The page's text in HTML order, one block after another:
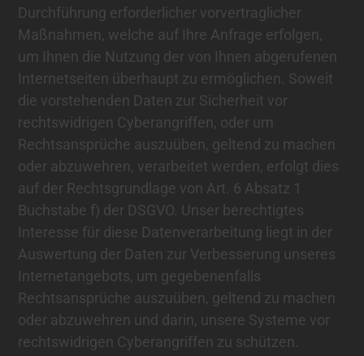
Durchführung erforderlicher vorvertraglicher
Maßnahmen, welche auf Ihre Anfrage erfolgen,
um Ihnen die Nutzung der von Ihnen abgerufenen
Internetseiten überhaupt zu ermöglichen. Soweit
die vorstehenden Daten zur Sicherheit vor
rechtswidrigen Cyberangriffen, oder um
Rechtsansprüche auszuüben, geltend zu machen
oder abzuwehren, verarbeitet werden, erfolgt dies
auf der Rechtsgrundlage von Art. 6 Absatz 1
Buchstabe f) der DSGVO. Unser berechtigtes
Interesse für diese Datenverarbeitung liegt in der
Auswertung der Daten zur Verbesserung unseres
Internetangebots, um gegebenenfalls
Rechtsansprüche auszuüben, geltend zu machen
oder abzuwehren und darin, unsere Systeme vor
rechtswidrigen Cyberangriffen zu schützen.